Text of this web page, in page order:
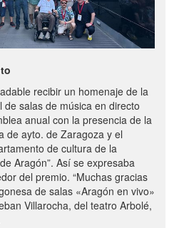
recibir un homenaje de la
de salas de música en directo
anual con la presencia de la
de ayto. de Zaragoza y el
de cultura de la
Aragón”. Así se expresaba
del premio. “Muchas gracias
de salas «Aragón en vivo»
Villarocha, del teatro Arbolé,